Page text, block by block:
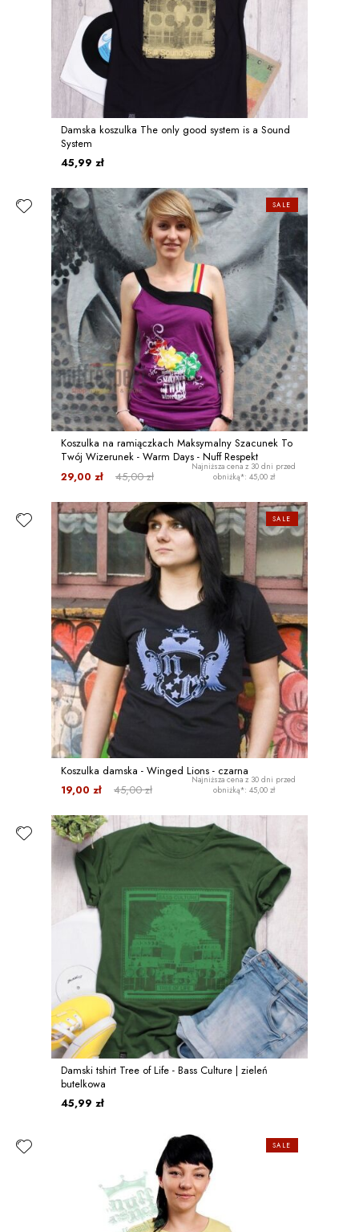
Damska koszulka The only good system is a Sound
System
45,99 zł
Koszulka na ramiączkach Maksymalny Szacunek To
Twój Wizerunek - Warm Days - Nuff Respekt
45,00 zł
29,00 zł
Najniższa cena z 30 dni przed
obniżką*: 45,00 zł
SALE
Koszulka damska - Winged Lions - czarna
45,00 zł
19,00 zł
Najniższa cena z 30 dni przed
obniżką*: 45,00 zł
SALE
Damski tshirt Tree of Life - Bass Culture | zieleń
butelkowa
45,99 zł
SALE